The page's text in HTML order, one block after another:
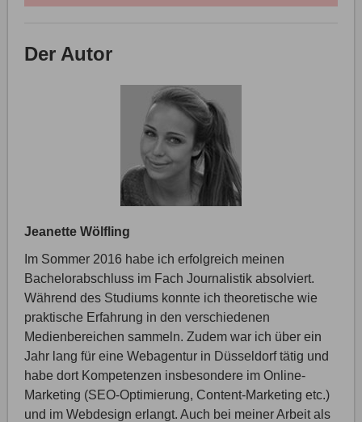
Der Autor
Jeanette Wölfling
Im Sommer 2016 habe ich erfolgreich meinen
Bachelorabschluss im Fach Journalistik absolviert.
Während des Studiums konnte ich theoretische wie
praktische Erfahrung in den verschiedenen
Medienbereichen sammeln. Zudem war ich über ein
Jahr lang für eine Webagentur in Düsseldorf tätig und
habe dort Kompetenzen insbesondere im Online-
Marketing (SEO-Optimierung, Content-Marketing etc.)
und im Webdesign erlangt. Auch bei meiner Arbeit als